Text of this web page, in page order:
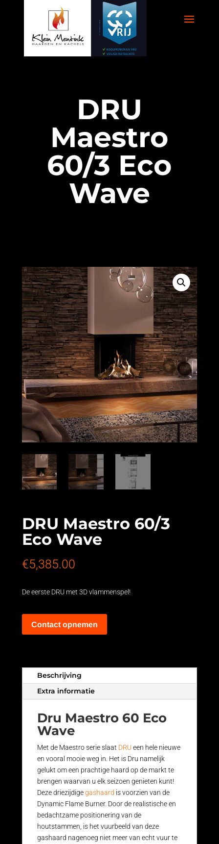
DRU
Maestro
60/3 Eco
Wave
DRU Maestro 60/3
Eco Wave
€5,385.00
De eerste DRU met 3D vlammenspel!
Contact opnemen
Beschrijving
Extra informatie
Dru Maestro 60 Eco
Wave
Met de Maestro serie slaat DRUeen hele nieuwe
en vooral mooie weg in. Het is Dru namelijk
gelukt om een prachtige haard op de markt te
brengen waarvan u elk seizoen genieten kunt!
Deze driezijdigegashaard is voorzien van de
Dynamic Flame Burner. Door de realistische en
bedachtzame positionering van de
houtstammen, is het vuurbeeld van deze
gashaard nagenoeg niet meer van echt vuur te